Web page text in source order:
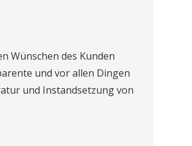
Wünschen des Kunden
und vor allen Dingen
und Instandsetzung von